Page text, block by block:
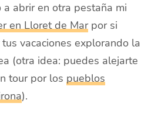
a abrir en otra pestaña mi
en Lloret de Marpor si
vacaciones explorando la
(otra idea: puedes alejarte
tour por lospueblos
).